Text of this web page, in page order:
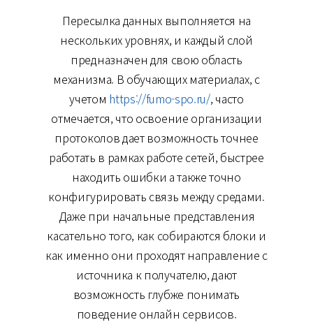
Пересылка данных выполняется на
нескольких уровнях, и каждый слой
предназначен для свою область
механизма. В обучающих материалах, с
учетом https://fumo-spo.ru/, часто
отмечается, что освоение организации
протоколов дает возможность точнее
работать в рамках работе сетей, быстрее
находить ошибки а также точно
конфигурировать связь между средами.
Даже при начальные представления
касательно того, как собираются блоки и
как именно они проходят направление с
источника к получателю, дают
возможность глубже понимать
поведение онлайн сервисов.